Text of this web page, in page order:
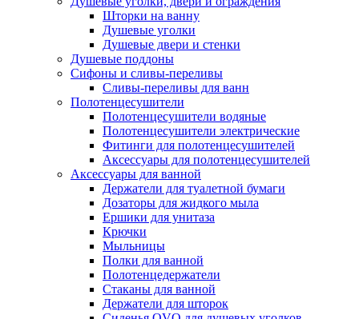
Шторки на ванну
Душевые уголки
Душевые двери и стенки
Душевые поддоны
Сифоны и сливы-переливы
Сливы-переливы для ванн
Полотенцесушители
Полотенцесушители водяные
Полотенцесушители электрические
Фитинги для полотенцесушителей
Аксессуары для полотенцесушителей
Аксессуары для ванной
Держатели для туалетной бумаги
Дозаторы для жидкого мыла
Ершики для унитаза
Крючки
Мыльницы
Полки для ванной
Полотенцедержатели
Стаканы для ванной
Держатели для шторок